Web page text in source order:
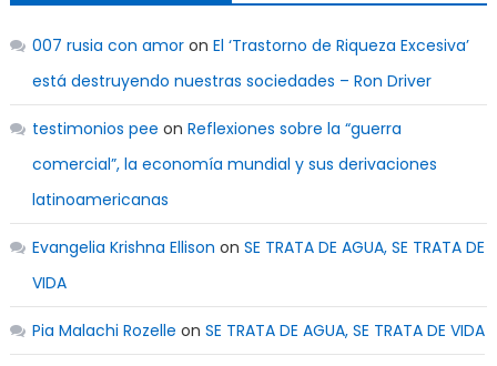
007 rusia con amoron El ‘Trastorno de Riqueza Excesiva’
está destruyendo nuestras sociedades – Ron Driver
testimonios pee on Reflexiones sobre la “guerra
comercial”, la economía mundial y sus derivaciones
latinoamericanas
Evangelia Krishna Ellison on SE TRATA DE AGUA, SE TRATA DE
VIDA
Pia Malachi Rozelle on SE TRATA DE AGUA, SE TRATA DE VIDA